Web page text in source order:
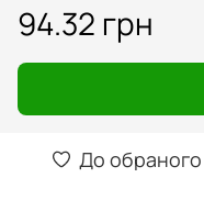
94.32 грн
До обраного